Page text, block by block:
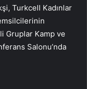
Turkcell Kadınlar
Gruplar Kamp ve
Salonu’nda